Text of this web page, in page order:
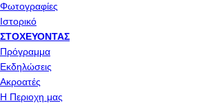
Φωτογραφίες
Ιστορικό
ΣΤΟΧΕΎΟΝΤΑΣ
Πρόγραμμα
Εκδηλώσεις
Ακροατές
Η Περιοχη μας